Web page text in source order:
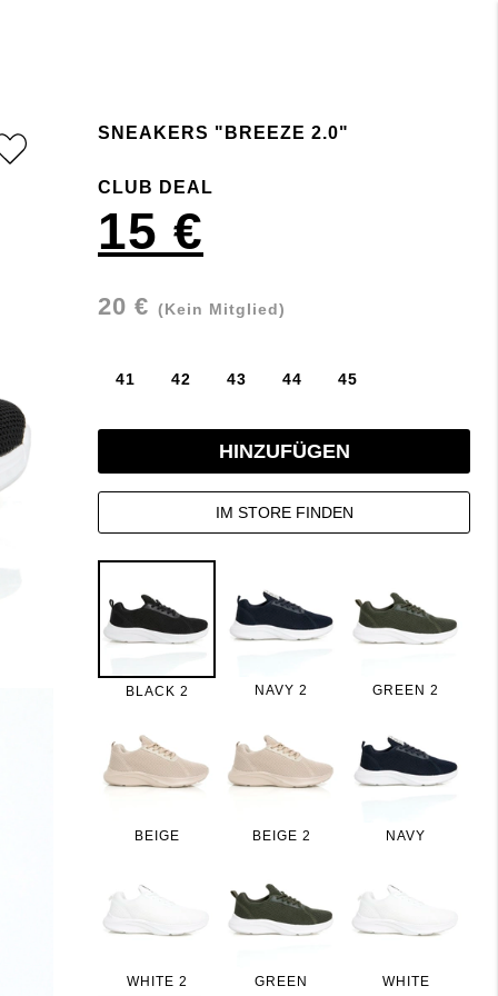
SNEAKERS "BREEZE 2.0"
CLUB DEAL
15 €
20 € (Kein Mitglied)
41 42 43 44 45
HINZUFÜGEN
IM STORE FINDEN
BLACK 2 NAVY 2 GREEN 2
BEIGE BEIGE 2 NAVY
WHITE 2 GREEN WHITE